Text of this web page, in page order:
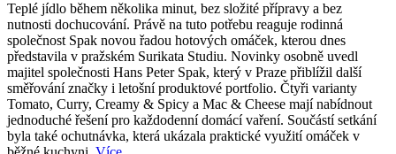
Teplé jídlo během několika minut, bez složité přípravy a bez
nutnosti dochucování. Právě na tuto potřebu reaguje rodinná
společnost Spak novou řadou hotových omáček, kterou dnes
představila v pražském Surikata Studiu. Novinky osobně uvedl
majitel společnosti Hans Peter Spak, který v Praze přiblížil další
směřování značky i letošní produktové portfolio. Čtyři varianty
Tomato, Curry, Creamy & Spicy a Mac & Cheese mají nabídnout
jednoduché řešení pro každodenní domácí vaření. Součástí setkání
byla také ochutnávka, která ukázala praktické využití omáček v